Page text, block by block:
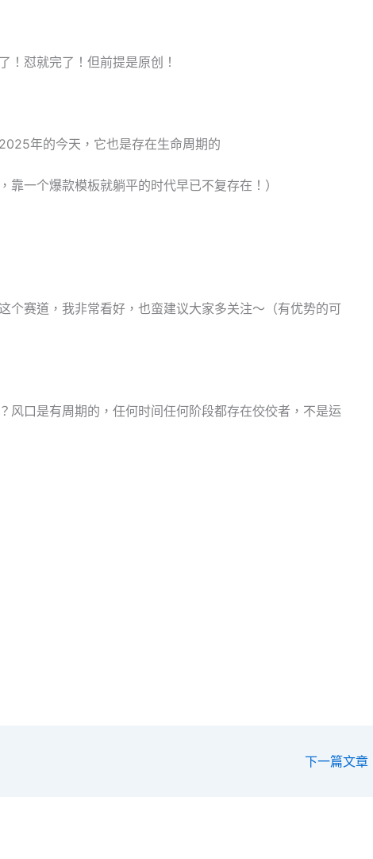
！怼就完了！但前提是原创！
年的今天，它也是存在生命周期的
靠一个爆款模板就躺平的时代早已不复存在！）
个赛道，我非常看好，也蛮建议大家多关注～（有优势的可
风口是有周期的，任何时间任何阶段都存在佼佼者，不是运
下一篇文章